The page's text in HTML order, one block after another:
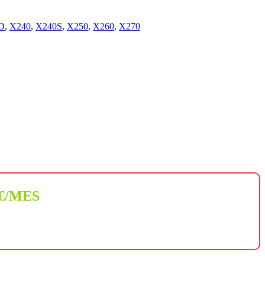
, X240, X240S, X250, X260, X270
MES